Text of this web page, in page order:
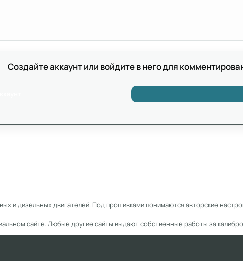
Создайте аккаунт или войдите в него для
и дизельных двигателей. Под прошивками понимаются авторские
сайте. Любые другие сайты выдают собственные работы за